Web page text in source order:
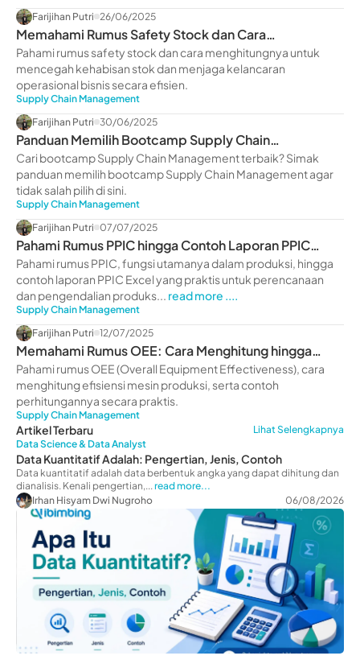
Farijihan Putri 26/06/2025
Memahami Rumus Safety Stock dan Cara
Menghitungnya
Pahami rumus safety stock dan cara menghitungnya untuk
mencegah kehabisan stok dan menjaga kelancaran
operasional bisnis secara efisien.
Supply Chain Management
Farijihan Putri 30/06/2025
Panduan Memilih Bootcamp Supply Chain
Management Terbaik 2025
Cari bootcamp Supply Chain Management terbaik? Simak
panduan memilih bootcamp Supply Chain Management agar
tidak salah pilih di sini.
Supply Chain Management
Farijihan Putri 07/07/2025
Pahami Rumus PPIC hingga Contoh Laporan PPIC
Excel
Pahami rumus PPIC, fungsi utamanya dalam produksi, hingga
contoh laporan PPIC Excel yang praktis untuk perencanaan
dan pengendalian produks... read more ....
Supply Chain Management
Farijihan Putri 12/07/2025
Memahami Rumus OEE: Cara Menghitung hingga
Contohnya
Pahami rumus OEE (Overall Equipment Effectiveness), cara
menghitung efisiensi mesin produksi, serta contoh
perhitungannya secara praktis.
Supply Chain Management
Artikel Terbaru
Lihat Selengkapnya
Data Science & Data Analyst
Data Kuantitatif Adalah: Pengertian, Jenis, Contoh
Data kuantitatif adalah data berbentuk angka yang dapat dihitung dan
dianalisis. Kenali pengertian,... read more...
Irhan Hisyam Dwi Nugroho
06/08/2026